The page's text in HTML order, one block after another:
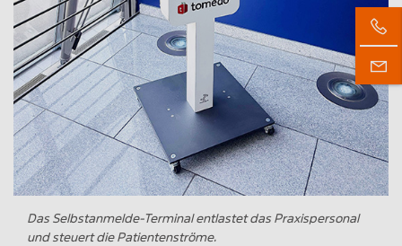
Das Selbstanmelde-Terminal entlastet das Praxispersonal
und steuert die Patientenströme.